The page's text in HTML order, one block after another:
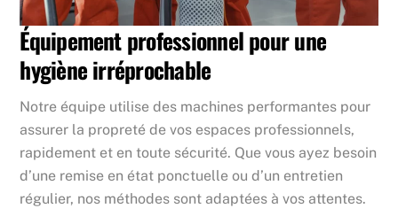
Équipement professionnel pour une
hygiène irréprochable
Notre équipe utilise des machines performantes pour
assurer la propreté de vos espaces professionnels,
rapidement et en toute sécurité. Que vous ayez besoin
d’une remise en état ponctuelle ou d’un entretien
régulier, nos méthodes sont adaptées à vos attentes.